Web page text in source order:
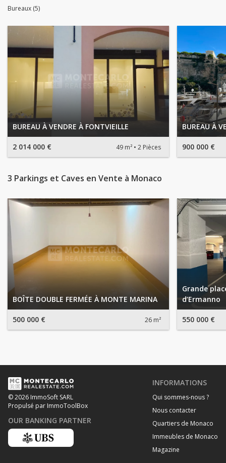
Bureaux (5)
BUREAU À VENDRE À FONTVIEILLE
2 014 000 € 49 m² 2 Pièces
BUREAU À
900 000 €
3 Parkings et Caves en Vente à Monaco
BOÎTE DOUBLE FERMÉE À MONTE MARINA
500 000 € 26 m²
Grande
d’Ermanno
550 000 €
© 2026 ImmoSoft SARL
Propulsé par ImmoToolBox
OUR BANKING PARTNER
INFORMATIONS
Qui sommes-nous ?
Nous contacter
Quartiers de Monaco
Immeubles de Monaco
Magazine